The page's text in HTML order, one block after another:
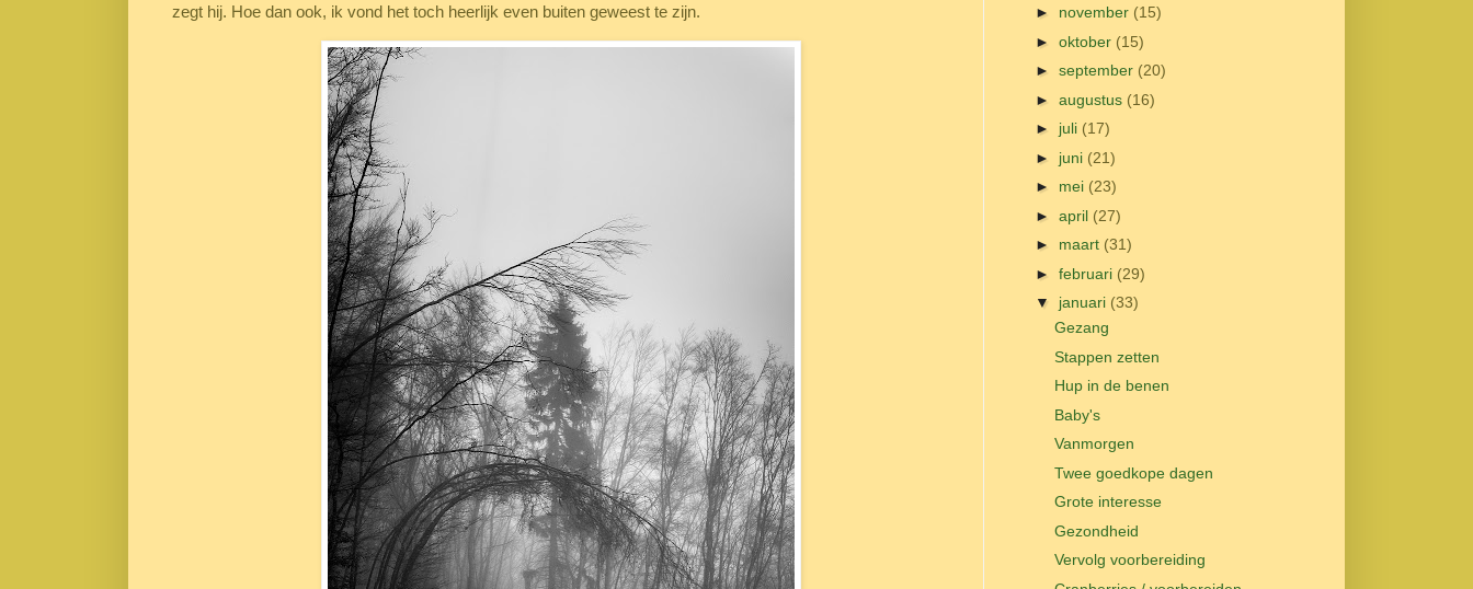
zegt hij. Hoe dan ook, ik vond het toch heerlijk even buiten geweest te zijn.
► november (15)
► oktober (15)
► september (20)
► augustus (16)
► juli (17)
► juni (21)
► mei (23)
► april (27)
► maart (31)
► februari (29)
▼ januari (33)
Gezang
Stappen zetten
Hup in de benen
Baby's
Vanmorgen
Twee goedkope dagen
Grote interesse
Gezondheid
Vervolg voorbereiding